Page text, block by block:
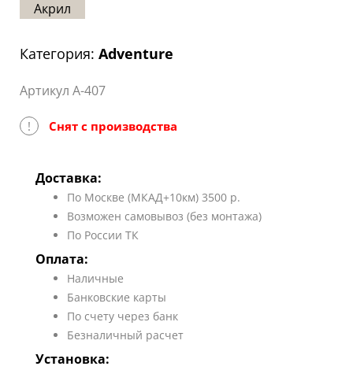
Карта
сайта
Акрил
Категория: Adventure
Артикул A-407
! Снят с производства
Доставка:
По Москве (МКАД+10км) 3500 р.
Возможен самовывоз (без монтажа)
По России ТК
Оплата:
Наличные
Банковские карты
По счету через банк
Безналичный расчет
Установка: